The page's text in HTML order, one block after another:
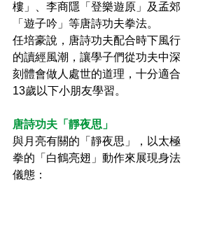
樓」、李商隱「登樂遊原」及孟郊
「遊子吟」等唐詩功夫拳法。
任培豪說，唐詩功夫配合時下風行
的讀經風潮，讓學子們從功夫中深
刻體會做人處世的道理，十分適合
13歲以下小朋友學習。
唐詩功夫「靜夜思」
與月亮有關的「靜夜思」，以太極
拳的「白鶴亮翅」動作來展現身法
儀態：